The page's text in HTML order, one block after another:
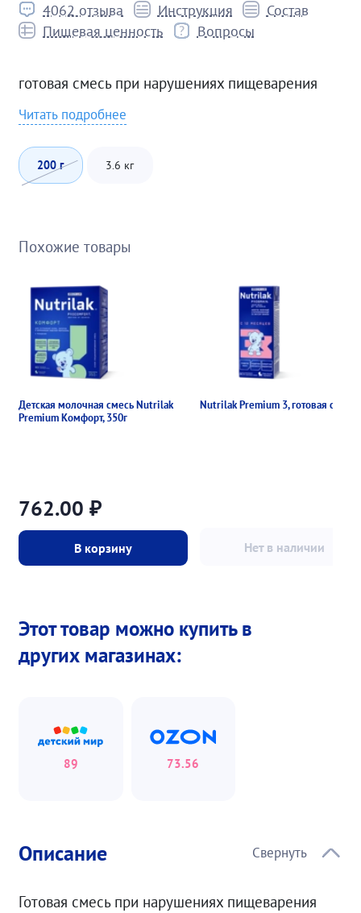
4062 отзыва Инструкция
Состав
Пищевая ценность
Вопросы
готовая смесь при нарушениях пищеварения
Читать подробнее
200 г 3.6 кг
Похожие товары
Детская молочная смесь Nutrilak
Premium Комфорт, 350г
762.00 ₽
В корзину
Nutrilak Premium 3, готовая смесь
Нет в наличии
Этот товар можно купить в
других магазинах:
89 73.56
Описание
Готовая смесь при нарушениях пищеварения